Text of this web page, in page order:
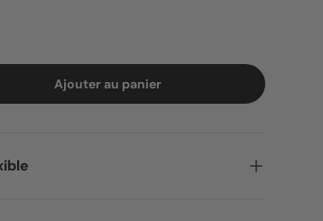
quantitéAjouter au panier